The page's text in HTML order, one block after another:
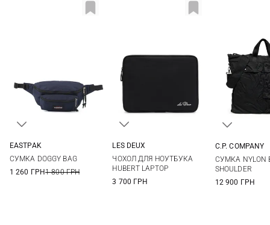
EASTPAK
СУМКА DOGGY BAG
1 260 ГРН1 800 ГРН
LES DEUX
ЧОХОЛ ДЛЯ НОУТБУКА
HUBERT LAPTOP
3 700 ГРН
C.P. COMPANY
СУМКА NYLON
SHOULDER
12 900 ГРН